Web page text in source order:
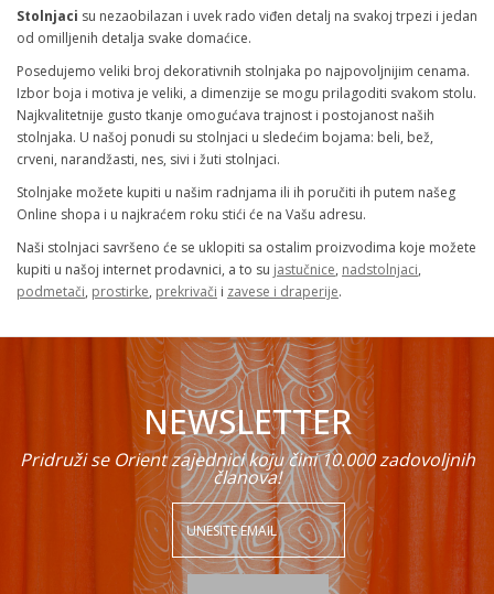
Stolnjaci su nezaobilazan i uvek rado viđen detalj na svakoj trpezi i jedan
od omilljenih detalja svake domaćice.
Posedujemo veliki broj dekorativnih stolnjaka po najpovoljnijim cenama.
Izbor boja i motiva je veliki, a dimenzije se mogu prilagoditi svakom stolu.
Najkvalitetnije gusto tkanje omogućava trajnost i postojanost naših
stolnjaka. U našoj ponudi su stolnjaci u sledećim bojama: beli, bež,
crveni, narandžasti, nes, sivi i žuti stolnjaci.
Stolnjake možete kupiti u našim radnjama ili ih poručiti ih putem našeg
Online shopa i u najkraćem roku stići će na Vašu adresu.
Naši stolnjaci savršeno će se uklopiti sa ostalim proizvodima koje možete
kupiti u našoj internet prodavnici, a to su jastučnice, nadstolnjaci,
podmetači, prostirke, prekrivači i zavese i draperije.
NEWSLETTER
Pridruži se Orient zajednici koju čini 10.000 zadovoljnih
članova!